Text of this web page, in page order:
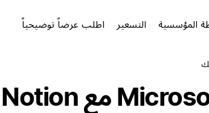
المؤسسية التسعير اطلب عرضاً توضيحياً
إعداد Microsoft Intune مع Notion